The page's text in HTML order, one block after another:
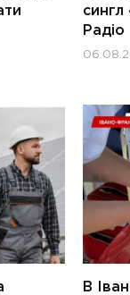
Радіо
В